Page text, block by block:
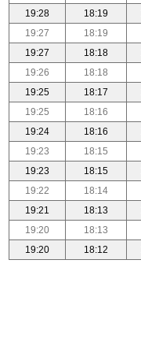
18:19
19:28
18:19
19:27
18:18
19:27
18:18
19:26
18:17
19:25
18:16
19:25
18:16
19:24
18:15
19:23
18:15
19:23
18:14
19:22
18:13
19:21
18:13
19:20
18:12
19:20